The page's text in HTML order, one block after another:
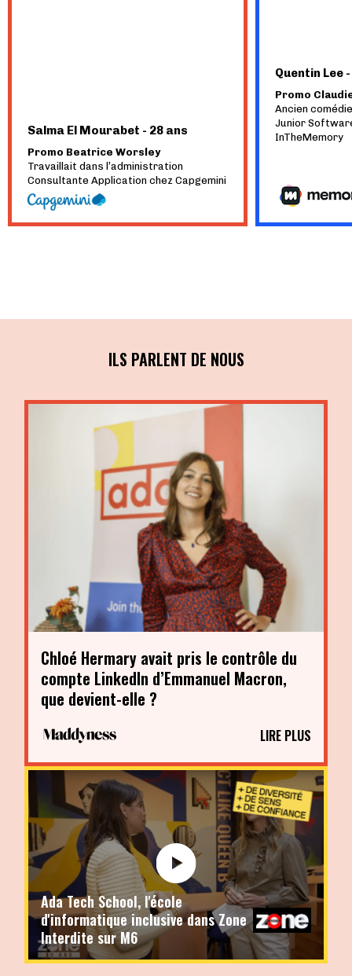
Salma El Mourabet - 28 ans
Promo Beatrice Worsley
Travaillait dans l’administration
Consultante Application chez Capgemini
Quentin Lee
Promo
Ancien
Junior
InTheMemory
ILS PARLENT DE NOUS
Chloé Hermary avait pris le contrôle du
compte LinkedIn d’Emmanuel Macron,
que devient-elle ?
LIRE PLUS
Ada Tech School, l'école
d'informatique inclusive dans Zone
Interdite sur M6